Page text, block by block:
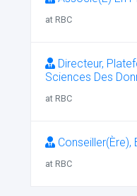
at RBC
Directeur,
Sciences Des
at RBC
Conseiller(Ère),
at RBC